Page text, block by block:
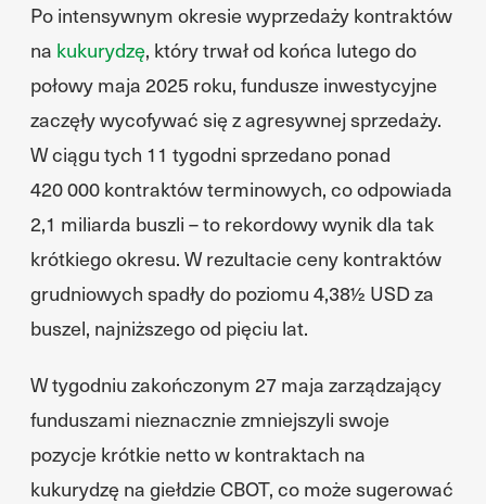
Po intensywnym okresie wyprzedaży kontraktów
na kukurydzę, który trwał od końca lutego do
połowy maja 2025 roku, fundusze inwestycyjne
zaczęły wycofywać się z agresywnej sprzedaży.
W ciągu tych 11 tygodni sprzedano ponad
420 000 kontraktów terminowych, co odpowiada
2,1 miliarda buszli – to rekordowy wynik dla tak
krótkiego okresu. W rezultacie ceny kontraktów
grudniowych spadły do poziomu 4,38½ USD za
buszel, najniższego od pięciu lat.
W tygodniu zakończonym 27 maja zarządzający
funduszami nieznacznie zmniejszyli swoje
pozycje krótkie netto w kontraktach na
kukurydzę na giełdzie CBOT, co może sugerować